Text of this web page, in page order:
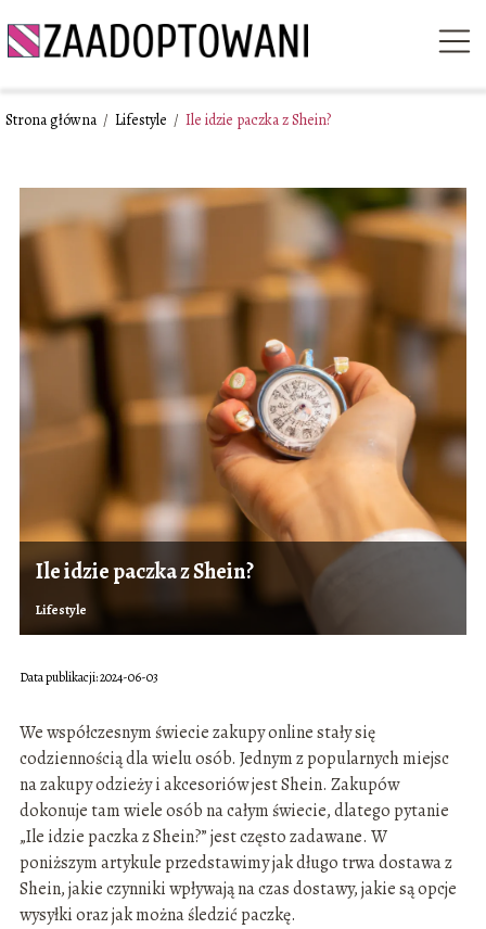
Strona główna / Lifestyle / Ile idzie paczka z Shein?
Ile idzie paczka z Shein?
Lifestyle
Data publikacji: 2024-06-03
We współczesnym świecie zakupy online stały się
codziennością dla wielu osób. Jednym z popularnych miejsc
na zakupy odzieży i akcesoriów jest Shein. Zakupów
dokonuje tam wiele osób na całym świecie, dlatego pytanie
„Ile idzie paczka z Shein?” jest często zadawane. W
poniższym artykule przedstawimy jak długo trwa dostawa z
Shein, jakie czynniki wpływają na czas dostawy, jakie są opcje
wysyłki oraz jak można śledzić paczkę.